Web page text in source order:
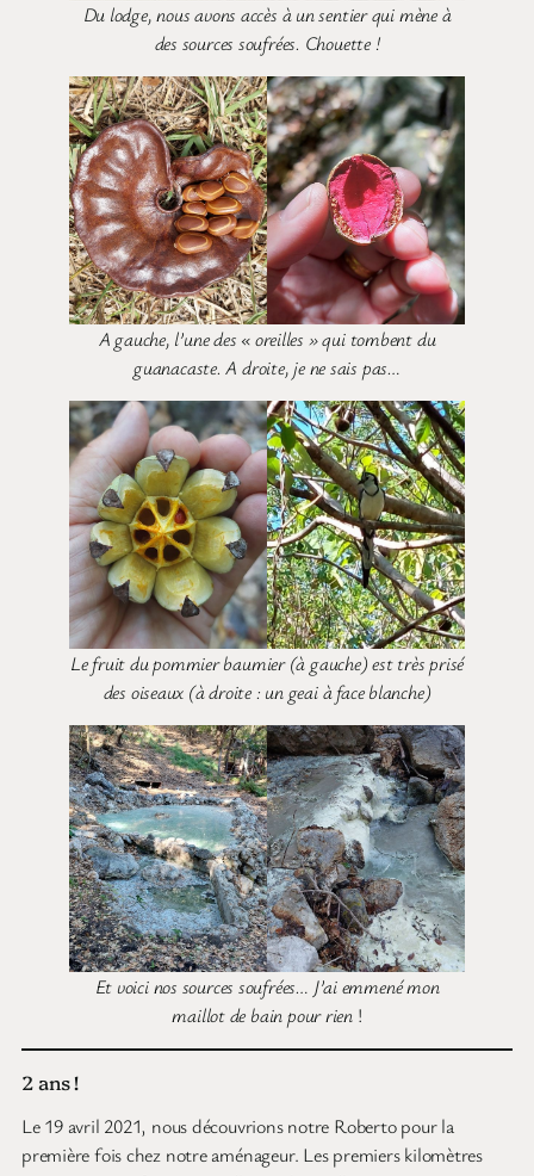
Du lodge, nous avons accès à un sentier qui mène à
des sources soufrées. Chouette !
A gauche, l’une des « oreilles » qui tombent du
guanacaste. A droite, je ne sais pas…
Le fruit du pommier baumier (à gauche) est très prisé
des oiseaux (à droite : un geai à face blanche)
Et voici nos sources soufrées… J’ai emmené mon
maillot de bain pour rien !
2 ans !
Le 19 avril 2021, nous découvrions notre Roberto pour la
première fois chez notre aménageur. Les premiers kilomètres